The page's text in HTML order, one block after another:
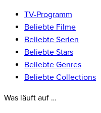
TV-Programm
Beliebte Filme
Beliebte Serien
Beliebte Stars
Beliebte Genres
Beliebte Collections
Was läuft auf …